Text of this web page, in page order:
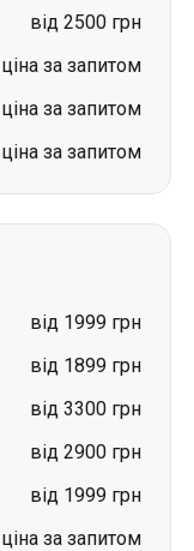
від 2500 грн
ціна за запитом
ціна за запитом
ціна за запитом
від 1999 грн
від 1899 грн
від 3300 грн
від 2900 грн
від 1999 грн
ціна за запитом